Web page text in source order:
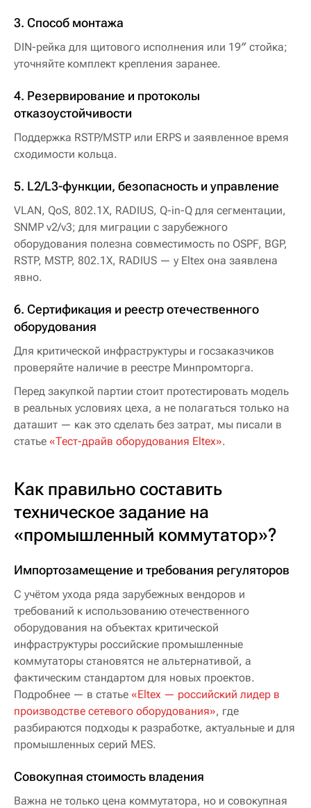
3. Способ монтажа
DIN-рейка для щитового исполнения или 19″ стойка;
уточняйте комплект крепления заранее.
4. Резервирование и протоколы
отказоустойчивости
Поддержка RSTP/MSTP или ERPS и заявленное время
сходимости кольца.
5. L2/L3-функции, безопасность и управление
VLAN, QoS, 802.1X, RADIUS, Q-in-Q для сегментации,
SNMP v2/v3; для миграции с зарубежного
оборудования полезна совместимость по OSPF, BGP,
RSTP, MSTP, 802.1X, RADIUS — у Eltex она заявлена
явно.
6. Сертификация и реестр отечественного
оборудования
Для критической инфраструктуры и госзаказчиков
проверяйте наличие в реестре Минпромторга.
Перед закупкой партии стоит протестировать модель
в реальных условиях цеха, а не полагаться только на
даташит — как это сделать без затрат, мы писали в
статье «Тест-драйв оборудования Eltex».
Как правильно составить
техническое задание на
«промышленный коммутатор»?
Импортозамещение и требования регуляторов
С учётом ухода ряда зарубежных вендоров и
требований к использованию отечественного
оборудования на объектах критической
инфраструктуры российские промышленные
коммутаторы становятся не альтернативой, а
фактическим стандартом для новых проектов.
Подробнее — в статье «Eltex — российский лидер в
производстве сетевого оборудования», где
разбираются подходы к разработке, актуальные и для
промышленных серий MES.
Совокупная стоимость владения
Важна не только цена коммутатора, но и совокупная